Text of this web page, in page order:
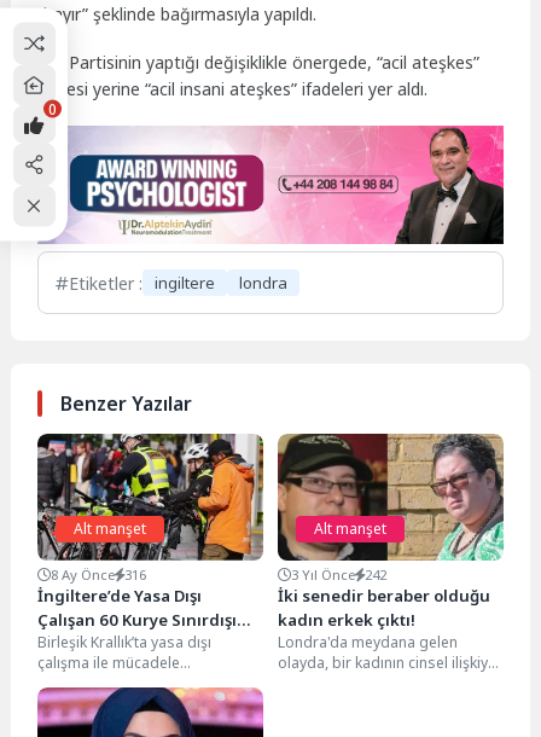
“hayır” şeklinde bağırmasıyla yapıldı.
İşçi Partisinin yaptığı değişiklikle önergede, “acil ateşkes”
ifadesi yerine “acil insani ateşkes” ifadeleri yer aldı.
Etiketler : ingiltere londra
Benzer Yazılar
Alt manşet
8 Ay Önce 316
İngiltere’de Yasa Dışı
Çalışan 60 Kurye Sınırdışı
Ediliyor
Birleşik Krallık’ta yasa dışı
çalışma ile mücadele
kapsamında gerçekleştirilen
operasyonlarda, teslimat
sektörü hedef alındı. Kasım...
Alt manşet
3 Yıl Önce 242
İki senedir beraber olduğu
kadın erkek çıktı!
Londra'da meydana gelen
olayda, bir kadının cinsel ilişkiye
0